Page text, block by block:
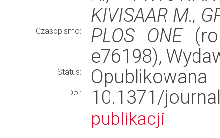
KIVISAAR M.,
Czasopismo: PLOS ONE
e76198),
Status: Opublikowana
Doi: 10.1371/
publikacji